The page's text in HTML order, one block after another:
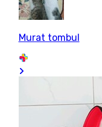
Murat tombul